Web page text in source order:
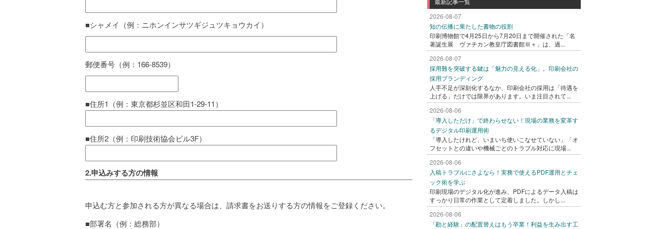
■シャメイ（例：ニホンインサツギジュツキョウカイ）
郵便番号（例：166-8539）
■住所1（例：東京都杉並区和田1-29-11）
■住所2（例：印刷技術協会ビル3F）
2.申込みする方の情報
申込む方と参加される方が異なる場合は、請求書をお送りする方の情報をご登録ください。
■部署名（例：総務部）
2026-08-07
知の伝播に果たした書物の役割
印刷博物館で4月25日から7月20日まで開催された「名
著誕生展 ヴァチカン教皇庁図書館Ⅲ＋」は、過...
2026-08-07
採用難を突破する鍵は「魅力の見える化」。印刷会社の
採用ブランディング
人手不足が深刻化するなか、印刷会社の採用は「待遇を
上げる」だけでは限界があります。いま注目されて...
2026-08-06
「導入しただけ」で終わらせない！現場の業務を変革す
るデジタル印刷運用術
「導入したけれど、いまいち使いこなせていない」「オ
フセットとの違いや機械ごとのトラブル対応に現場...
2026-08-06
入稿トラブルにさよなら！実務で使えるPDF運用とチェ
ック術を学ぶ
印刷現場のデジタル化が進み、PDFによるデータ入稿は
すっかり日常の作業として定着しました。しかし...
2026-08-06
「勘と経験」の配置替えはもう卒業！利益を生み出す工